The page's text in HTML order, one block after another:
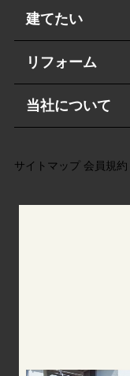
建てたい
リフォーム
当社について
サイトマップ 会員規約